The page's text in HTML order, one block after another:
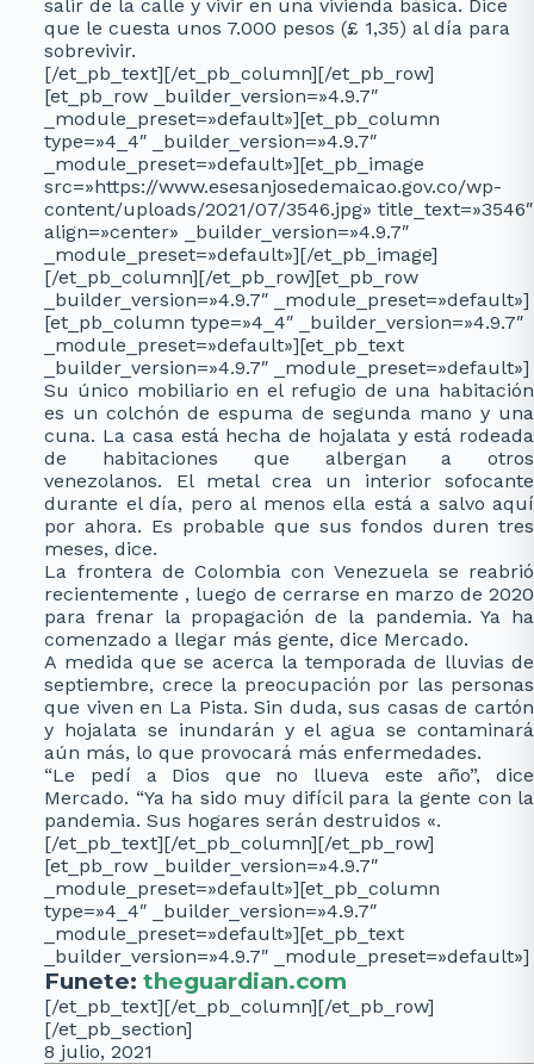
salir de la calle y vivir en una vivienda básica. Dice
que le cuesta unos 7.000 pesos (£ 1,35) al día para
sobrevivir.
[/et_pb_text][/et_pb_column][/et_pb_row]
[et_pb_row _builder_version=»4.9.7″
_module_preset=»default»][et_pb_column
type=»4_4″ _builder_version=»4.9.7″
_module_preset=»default»][et_pb_image
src=»https://www.esesanjosedemaicao.gov.co/wp-
content/uploads/2021/07/3546.jpg» title_text=»3546″
align=»center» _builder_version=»4.9.7″
_module_preset=»default»][/et_pb_image]
[/et_pb_column][/et_pb_row][et_pb_row
_builder_version=»4.9.7″ _module_preset=»default»]
[et_pb_column type=»4_4″ _builder_version=»4.9.7″
_module_preset=»default»][et_pb_text
_builder_version=»4.9.7″ _module_preset=»default»]
Su único mobiliario en el refugio de una habitación
es un colchón de espuma de segunda mano y una
cuna. La casa está hecha de hojalata y está rodeada
de habitaciones que albergan a otros
venezolanos. El metal crea un interior sofocante
durante el día, pero al menos ella está a salvo aquí
por ahora. Es probable que sus fondos duren tres
meses, dice.
La frontera de Colombia con Venezuela se reabrió
recientemente , luego de cerrarse en marzo de 2020
para frenar la propagación de la pandemia. Ya ha
comenzado a llegar más gente, dice Mercado.
A medida que se acerca la temporada de lluvias de
septiembre, crece la preocupación por las personas
que viven en La Pista. Sin duda, sus casas de cartón
y hojalata se inundarán y el agua se contaminará
aún más, lo que provocará más enfermedades.
“Le pedí a Dios que no llueva este año”, dice
Mercado. “Ya ha sido muy difícil para la gente con la
pandemia. Sus hogares serán destruidos «.
[/et_pb_text][/et_pb_column][/et_pb_row]
[et_pb_row _builder_version=»4.9.7″
_module_preset=»default»][et_pb_column
type=»4_4″ _builder_version=»4.9.7″
_module_preset=»default»][et_pb_text
_builder_version=»4.9.7″ _module_preset=»default»]
Funete:theguardian.com
[/et_pb_text][/et_pb_column][/et_pb_row]
[/et_pb_section]
8 julio, 2021